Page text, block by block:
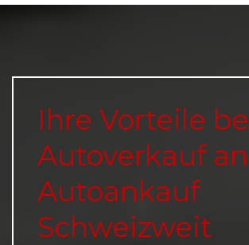
Ihre Vorteile
Autoverkauf an
Autoankauf
Schweizweit